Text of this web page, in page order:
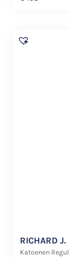
RICHARD
Katoenen